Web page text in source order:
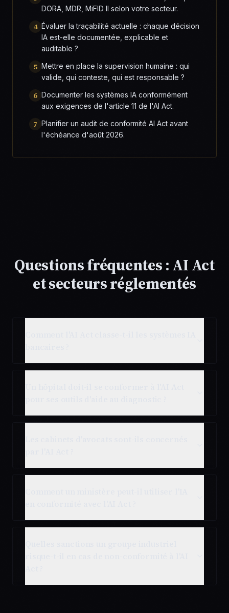
DORA, MDR, MiFID II selon votre secteur.
4 Évaluer la traçabilité actuelle : chaque décision
IA est-elle documentée, explicable et
auditable ?
5 Mettre en place la supervision humaine : qui
valide, qui conteste, qui est responsable ?
6 Documenter les systèmes IA conformément
aux exigences de l'article 11 de l'AI Act.
7 Planifier un audit de conformité AI Act avant
l'échéance d'août 2026.
Questions fréquentes : AI Act
et secteurs réglementés